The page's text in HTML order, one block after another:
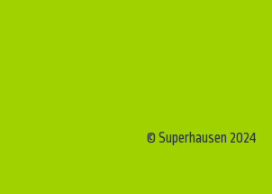
© Superhausen 2024